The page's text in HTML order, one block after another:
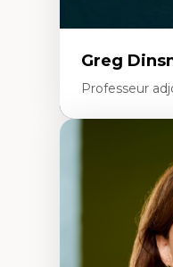
Greg
Professeur
Analyse
médiatiques
Analyse des
travers les
Recherche
les auditoires